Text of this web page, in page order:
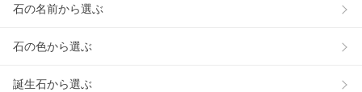
石の名前から選ぶ
石の色から選ぶ
誕生石から選ぶ